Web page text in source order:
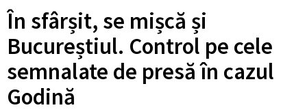
În sfârșit, se mișcă și
Bucureștiul. Control pe cele
semnalate de presă în cazul
Godină